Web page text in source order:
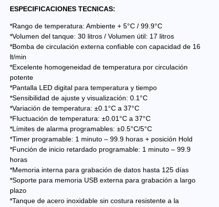
ESPECIFICACIONES TECNICAS:
*Rango de temperatura: Ambiente + 5°C / 99.9°C
*Volumen del tanque: 30 litros / Volumen útil: 17 litros
*Bomba de circulación externa confiable con capacidad de 16
lt/min
*Excelente homogeneidad de temperatura por circulación
potente
*Pantalla LED digital para temperatura y tiempo
*Sensibilidad de ajuste y visualización: 0.1°C
*Variación de temperatura: ±0.1°C a 37°C
*Fluctuación de temperatura: ±0.01°C a 37°C
*Límites de alarma programables: ±0.5°C/5°C
*Timer programable: 1 minuto – 99.9 horas + posición Hold
*Función de inicio retardado programable: 1 minuto – 99.9
horas
*Memoria interna para grabación de datos hasta 125 días
*Soporte para memoria USB externa para grabación a largo
plazo
*Tanque de acero inoxidable sin costura resistente a la